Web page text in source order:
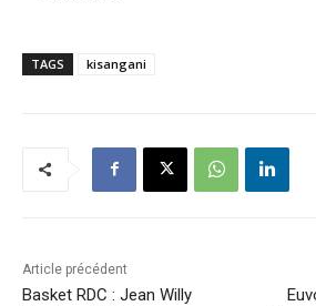
TAGS kisangani
Article précédent
Basket RDC : Jean Willy